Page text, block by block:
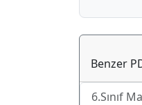
Benzer
6.Sınıf